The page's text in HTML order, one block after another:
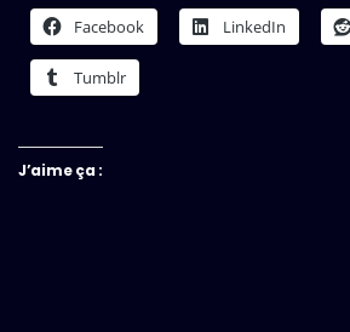
Facebook LinkedIn
Tumblr
J’aime ça :